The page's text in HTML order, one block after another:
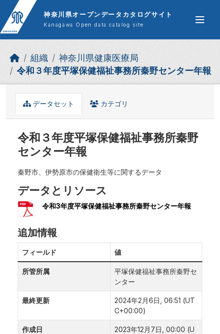
Skip to main content
神奈川県オープンデータカタログサイト
Kanagawa Open data catalog site
組織
神奈川県健康医療局
令和３年度平塚保健福祉事務所秦野センター年報
データセット カテゴリ
令和３年度平塚保健福祉事務所秦野
センター年報
秦野市、伊勢原市の保健衛生等に関するデータ
データとリソース
令和3年度平塚保健福祉事務所秦野センター年報
追加情報
フィールド 値
所管所属
平塚保健福祉事務所秦野セ
ンター
最終更新
2024年2月6日, 06:51 (UT
C+00:00)
作成日
2023年12月7日, 00:00 (U